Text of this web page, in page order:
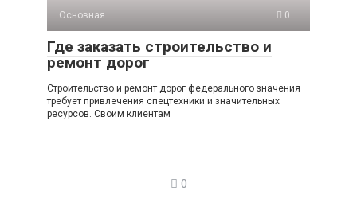
Основная 0
Где заказать строительство и
ремонт дорог
Строительство и ремонт дорог федерального значения
требует привлечения спецтехники и значительных
ресурсов. Своим клиентам
0